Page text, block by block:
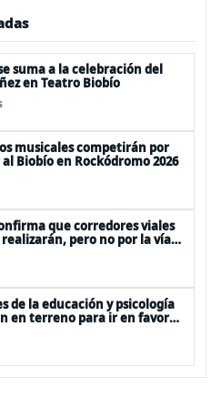
suma a la celebración del
en Teatro Biobío
musicales competirán por
Biobío en Rockódromo 2026
que corredores viales
pero no por la vía
de la educación y psicología
en terreno para ir en favor
por la emergencia